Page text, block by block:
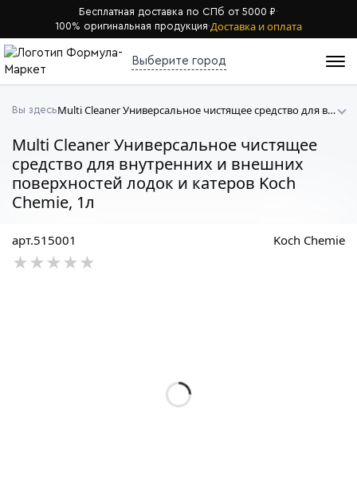
Бесплатная доставка по СПб от 5000 ₽·
100% оригинальная продукция·Доставка и оплата
Выберите город
Вы здесь Multi Cleaner Универсальное чистящее средство для внутренних и внешних поверхностей лодок и катеров Koch Chemie
Multi Cleaner Универсальное чистящее
средство для внутренних и внешних
поверхностей лодок и катеров Koch
Chemie, 1л
арт.515001 Koch Chemie
★★★★★
★★★★★
★★★★★